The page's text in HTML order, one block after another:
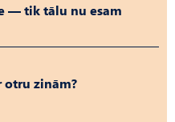
— tik tālu nu esam
otru zinām?